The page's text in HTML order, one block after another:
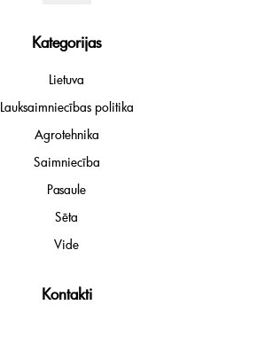
Kategorijas
Lietuva
Lauksaimniecības politika
Agrotehnika
Saimniecība
Pasaule
Sēta
Vide
Kontakti